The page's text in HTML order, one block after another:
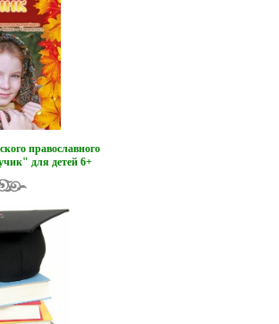
православного
" для детей 6+